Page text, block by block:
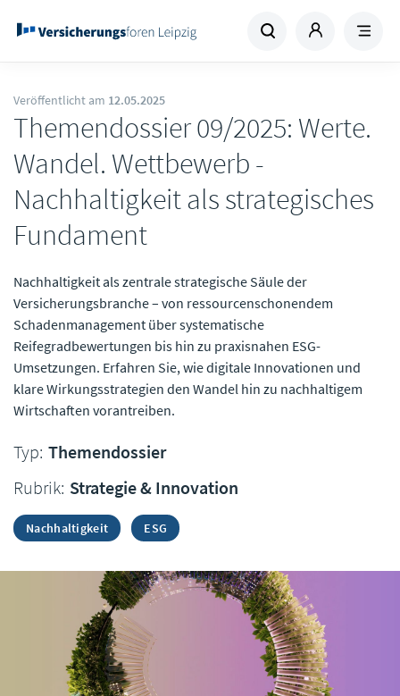
Veröffentlicht am 12.05.2025
Themendossier 09/2025: Werte.
Wandel. Wettbewerb -
Nachhaltigkeit als strategisches
Fundament
Nachhaltigkeit als zentrale strategische Säule der
Versicherungsbranche – von ressourcenschonendem
Schadenmanagement über systematische
Reifegradbewertungen bis hin zu praxisnahen ESG-
Umsetzungen. Erfahren Sie, wie digitale Innovationen und
klare Wirkungsstrategien den Wandel hin zu nachhaltigem
Wirtschaften vorantreiben.
Typ: Themendossier
Rubrik: Strategie & Innovation
Nachhaltigkeit ESG